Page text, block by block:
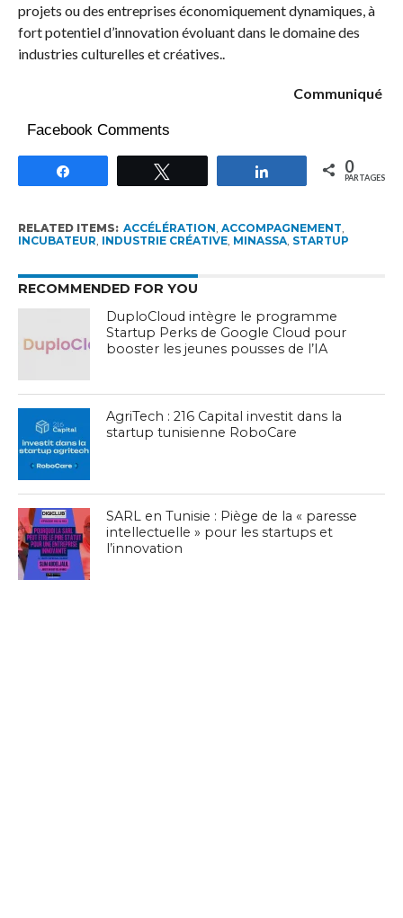
projets ou des entreprises économiquement dynamiques, à
fort potentiel d’innovation évoluant dans le domaine des
industries culturelles et créatives..
Communiqué
Facebook Comments
Partagez 0
PARTAGES
RELATED ITEMS: ACCÉLÉRATION ACCOMPAGNEMENT
INCUBATEUR INDUSTRIE CRÉATIVE, MINASSA, STARTUP
RECOMMENDED FOR YOU
DuploCloud intègre le programme
Startup Perks de Google Cloud pour
booster les jeunes pousses de l’IA
AgriTech : 216 Capital investit dans la
startup tunisienne RoboCare
SARL en Tunisie : Piège de la « paresse
intellectuelle » pour les startups et
l’innovation